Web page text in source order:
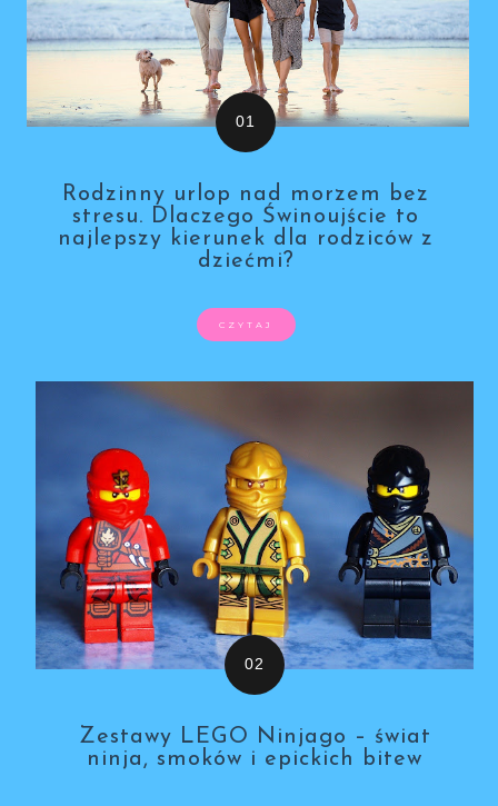
Rodzinny urlop nad morzem bez
stresu. Dlaczego Świnoujście to
najlepszy kierunek dla rodziców z
dziećmi?
CZYTAJ
Zestawy LEGO Ninjago – świat
ninja, smoków i epickich bitew